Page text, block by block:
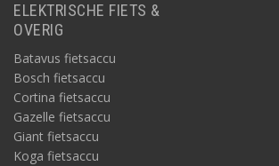
ELEKTRISCHE FIETS &
OVERIG
Batavus fietsaccu
Bosch fietsaccu
Cortina fietsaccu
Gazelle fietsaccu
Giant fietsaccu
Koga fietsaccu